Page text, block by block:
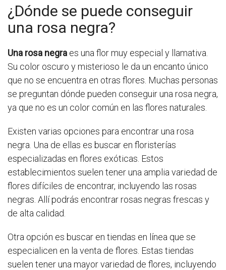
¿Dónde se puede conseguir
una rosa negra?
Una rosa negra es una flor muy especial y llamativa.
Su color oscuro y misterioso le da un encanto único
que no se encuentra en otras flores. Muchas personas
se preguntan dónde pueden conseguir una rosa negra,
ya que no es un color común en las flores naturales.
Existen varias opciones para encontrar una rosa
negra. Una de ellas es buscar en floristerías
especializadas en flores exóticas. Estos
establecimientos suelen tener una amplia variedad de
flores difíciles de encontrar, incluyendo las rosas
negras. Allí podrás encontrar rosas negras frescas y
de alta calidad.
Otra opción es buscar en tiendas en línea que se
especialicen en la venta de flores. Estas tiendas
suelen tener una mayor variedad de flores, incluyendo